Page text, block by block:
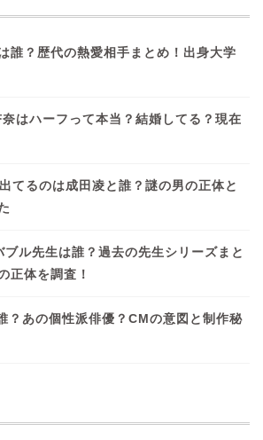
誰？歴代の熱愛相手まとめ！出身大学
はハーフって本当？結婚してる？現在
てるのは成田凌と誰？謎の男の正体と
ブル先生は誰？過去の先生シリーズまと
正体を調査！
？あの個性派俳優？CMの意図と制作秘